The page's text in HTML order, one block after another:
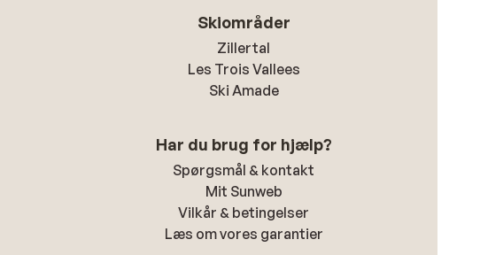
Skiområder
Zillertal
Les Trois Vallees
Ski Amade
Har du brug for hjælp?
Spørgsmål & kontakt
Mit Sunweb
Vilkår & betingelser
Læs om vores garantier